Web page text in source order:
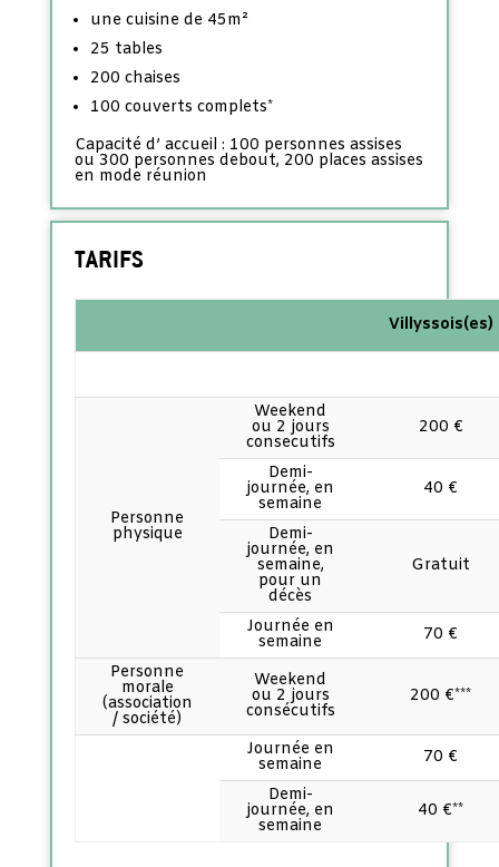
une cuisine de 45m²
25 tables
200 chaises
100 couverts complets*
Capacité d’ accueil : 100 personnes assises
ou 300 personnes debout, 200 places assises
en mode réunion
TARIFS
Villyssois(es)
Personne
physique
Weekend
ou 2 jours
consecutifs
200 €
Demi-
journée, en
semaine
40 €
Demi-
journée, en
semaine,
pour un
décès
Gratuit
Journée en
semaine
70 €
Personne
morale
(association
/ société)
Weekend
ou 2 jours
consécutifs
200 €***
Journée en
semaine
70 €
Demi-
journée, en
semaine
40 €**